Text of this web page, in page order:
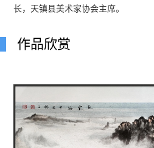
长，天镇县美术家协会主席。
作品欣赏